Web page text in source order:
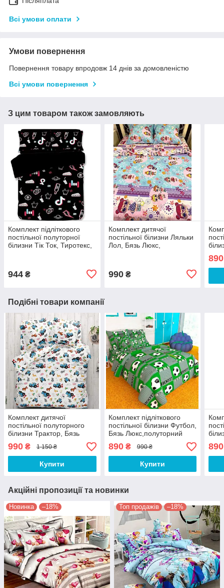
Всі умови оплати
Умови повернення
Повернення товару впродовж 14 днів за домовленістю
Всі умови повернення
З цим товаром також замовляють
Комплект підліткового
постільної полуторної
білизни Тік Ток, Тиротекс,
944 ₴
Комплект дитячої
постільної білизни Ляльки
Лол, Бязь Люкс,
990₴
890
Подібні товари компанії
Комплект дитячої
постільної полуторного
білизни Трактор, Бязь
Люкс, Тиротекс
990 ₴ 1 150 ₴
Купити
Комплект підліткового
постільної білизни Футбол,
Бязь Люкс,полуторний
890₴ 990 ₴
Купити
890
Акційні пропозиції та новинки
Новинка –18% Топ продажів –18%